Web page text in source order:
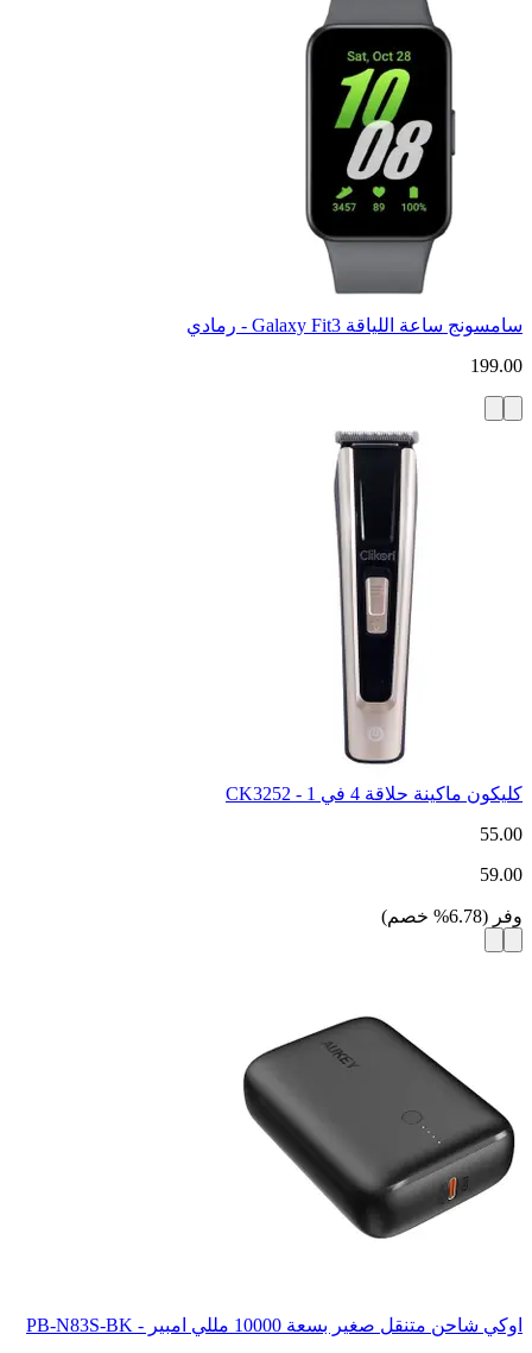
سامسونج ساعة اللياقة Galaxy Fit3 - رمادي
199.00
كليكون ماكينة حلاقة 4 في 1 - CK3252
55.00
59.00
وفر (
6.78
% خصم)
اوكي شاحن متنقل صغير بسعة 10000 مللي امبير - PB-N83S-BK